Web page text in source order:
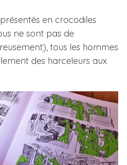
en crocodiles
ne sont pas de
tous les hommes
des harceleurs aux